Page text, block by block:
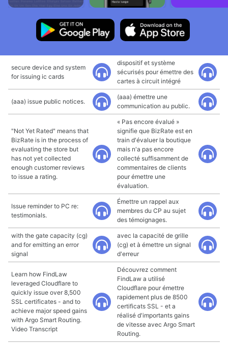
secure device and system
for issuing ic cards
dispositif et système
sécurisés pour émettre des
cartes à circuit intégré
(aaa) issue public notices.
(aaa) émettre une
communication au public.
"Not Yet Rated" means that
BizRate is in the process of
evaluating the store but
has not yet collected
enough customer reviews
to issue a rating.
« Pas encore évalué »
signifie que BizRate est en
train d'évaluer la boutique
mais n'a pas encore
collecté suffisamment de
commentaires de clients
pour émettre une
évaluation.
Issue reminder to PC re:
testimonials.
Émettre un rappel aux
membres du CP au sujet
des témoignages.
with the gate capacity (cg)
and for emitting an error
signal
avec la capacité de grille
(cg) et à émettre un signal
d'erreur
Learn how FindLaw
leveraged Cloudflare to
quickly issue over 8,500
SSL certificates - and to
achieve major speed gains
with Argo Smart Routing.
Video Transcript
Découvrez comment
FindLaw a utilisé
Cloudflare pour émettre
rapidement plus de 8500
certificats SSL - et a
réalisé d'importants gains
de vitesse avec Argo Smart
Routing.